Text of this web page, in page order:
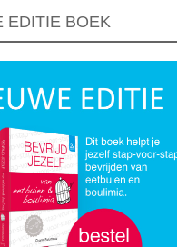
EDITIE BOEK